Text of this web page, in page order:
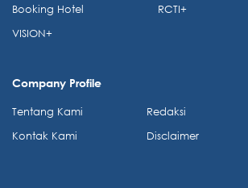
Booking Hotel
VISION+
RCTI+
Company Profile
Tentang Kami
Kontak Kami
Redaksi
Disclaimer